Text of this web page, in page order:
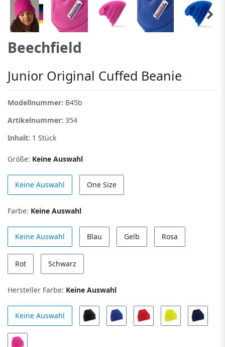
Beechfield
Junior Original Cuffed Beanie
Modellnummer: B45b
Artikelnummer: 354
Inhalt: 1 Stück
Größe: Keine Auswahl
Keine Auswahl One Size
Farbe: Keine Auswahl
Keine Auswahl Blau Gelb Rosa
Rot Schwarz
Hersteller Farbe: Keine Auswahl
Keine Auswahl